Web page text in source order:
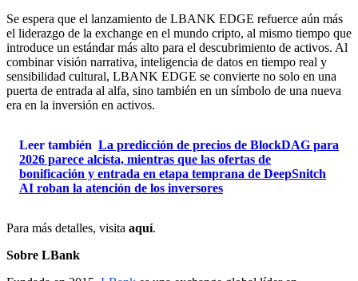
Se espera que el lanzamiento de LBANK EDGE refuerce aún más
el liderazgo de la exchange en el mundo cripto, al mismo tiempo que
introduce un estándar más alto para el descubrimiento de activos. Al
combinar visión narrativa, inteligencia de datos en tiempo real y
sensibilidad cultural, LBANK EDGE se convierte no solo en una
puerta de entrada al alfa, sino también en un símbolo de una nueva
era en la inversión en activos.
Leer también La predicción de precios de BlockDAG para
2026 parece alcista, mientras que las ofertas de
bonificación y entrada en etapa temprana de DeepSnitch
AI roban la atención de los inversores
Para más detalles, visita aquí.
Sobre LBank